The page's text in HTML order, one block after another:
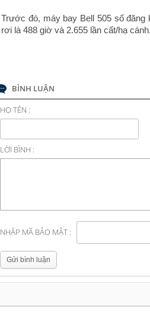
Trước đó, máy bay Bell 505 số
rơi là 488 giờ và 2.655 lần cất/hạ cánh.
BÌNH LUẬN
HỌ TÊN :
LỜI BÌNH :
NHẬP MÃ BẢO MẬT :
Gửi bình luận